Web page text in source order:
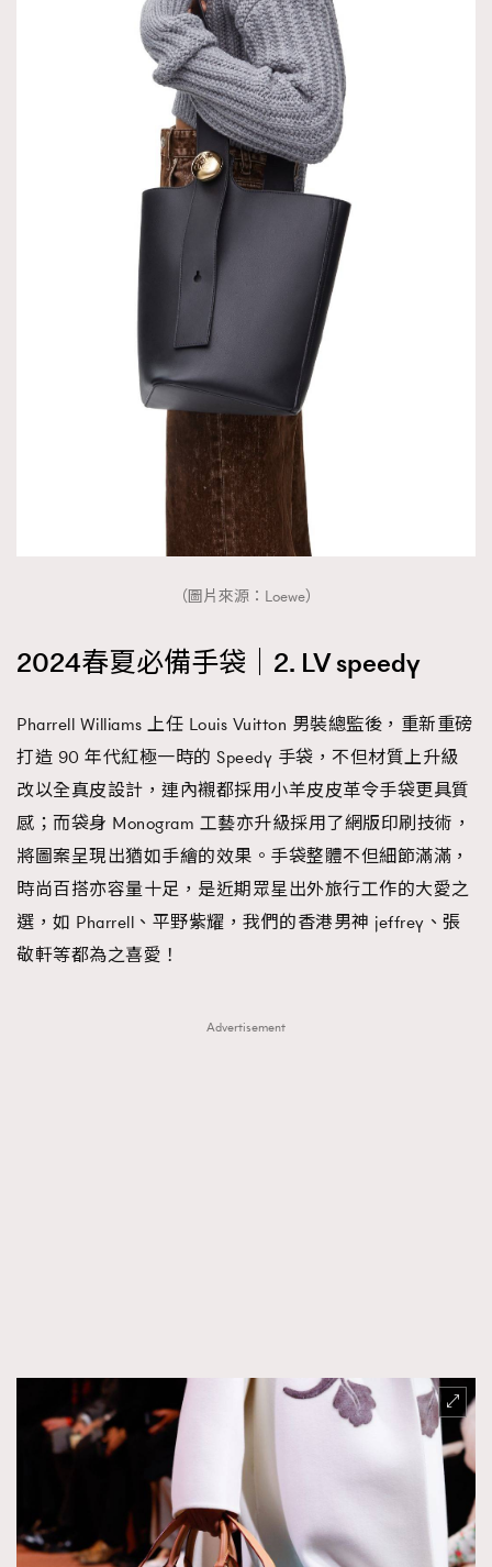
（圖片來源：Loewe）
2024春夏必備手袋｜2. LV speedy
Pharrell Williams 上任 Louis Vuitton 男裝總監後，重新重磅
打造 90 年代紅極一時的 Speedy 手袋，不但材質上升級
改以全真皮設計，連內襯都採用小羊皮皮革令手袋更具質
感；而袋身 Monogram 工藝亦升級採用了網版印刷技術，
將圖案呈現出猶如手繪的效果。手袋整體不但細節滿滿，
時尚百搭亦容量十足，是近期眾星出外旅行工作的大愛之
選，如 Pharrell、平野紫耀，我們的香港男神 jeffrey、張
敬軒等都為之喜愛！
Advertisement